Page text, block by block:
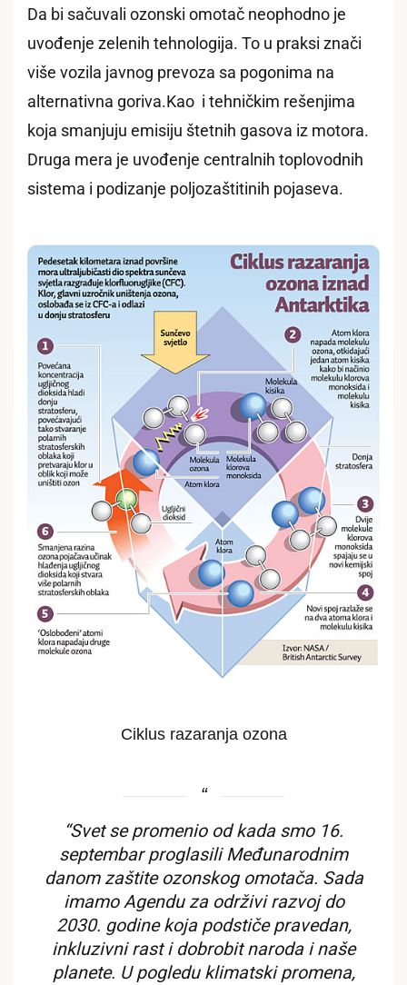
Da bi sačuvali ozonski omotač neophodno je
uvođenje zelenih tehnologija. To u praksi znači
više vozila javnog prevoza sa pogonima na
alternativna goriva.Kao i tehničkim rešenjima
koja smanjuju emisiju štetnih gasova iz motora.
Druga mera je uvođenje centralnih toplovodnih
sistema i podizanje poljozaštitinih pojaseva.
Ciklus razaranja ozona
“Svet se promenio od kada smo 16.
septembar proglasili Međunarodnim
danom zaštite ozonskog omotača. Sada
imamo Agendu za održivi razvoj do
2030. godine koja podstiče pravedan,
inkluzivni rast i dobrobit naroda i naše
planete. U pogledu klimatski promena,